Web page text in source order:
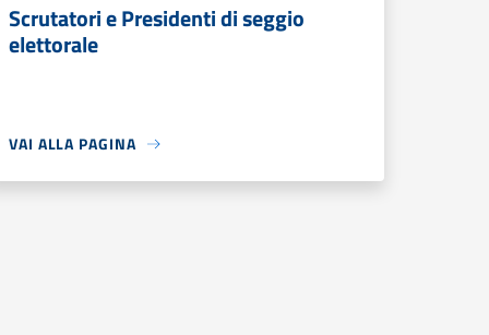
Scrutatori e Presidenti di seggio
elettorale
VAI ALLA PAGINA